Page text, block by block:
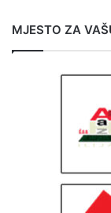
MJESTO ZA